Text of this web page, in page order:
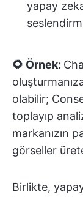
yapay
🌻 Örnek:
olabilir;
toplayıp
markanızın
görseller
Birlikte,